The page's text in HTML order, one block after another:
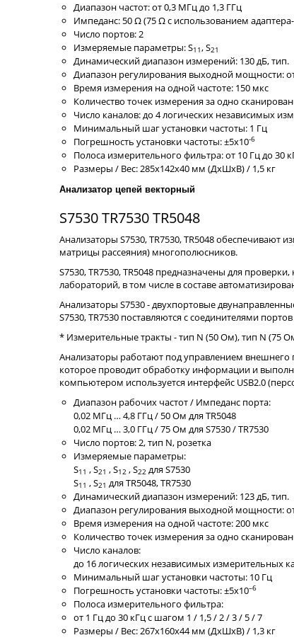
Диапазон частот: от 0,3 МГц до 1,3 ГГц
Импеданс: 50 Ω (75 Ω с использованием
Число портов: 2
Измеряемые параметры: S11, S21
Динамический диапазон измерений: 130 дБ, тип.
Диапазон регулирования выходной мощности:
Время измерения на одной частоте: 150 мкс
Количество точек измерения за одно
Число каналов: до 4 логических независимых
Минимальный шаг установки частоты: 1 Гц
Погрешность установки частоты: ±5x10-6
Полоса измерительного фильтра: от 10 Гц до 30
Размеры / Вес: 285x142x40 мм (ДxШxВ) / 1,5 кг
Анализатор цепей векторный
S7530 TR7530 TR5048
Анализаторы S7530, TR7530, TR5048
матрицы рассеяния) многополюсников.
S7530, TR7530, TR5048 предназначены для
лабораторий, в том числе в составе
Анализаторы S7530 - двухпортовые
S7530, TR7530 поставляются с соединителями
* Измерительные тракты - тип N (50 Ом), тип N (75
Анализаторы работают под управлением
которое проводит обработку информации и
компьютером используется интерфейс USB2.0
Диапазон рабочих частот / Импеданс порта:
0,02 МГц … 4,8 ГГц / 50 Ом для TR5048
0,02 МГц … 3,0 ГГц / 75 Ом для S7530 / TR7530
Число портов: 2, тип N, розетка
Измеряемые параметры:
S11 , S21 , S12 , S22 для S7530
S11 , S21 для TR5048, TR7530
Динамический диапазон измерений: 123 дБ, тип.
Диапазон регулирования выходной мощности:
Время измерения на одной частоте: 200 мкс
Количество точек измерения за одно
Число каналов:
до 16 логических независимых измерительных
Минимальный шаг установки частоты: 10 Гц
Погрешность установки частоты: ±5x10–6
Полоса измерительного фильтра:
от 1 Гц до 30 кГц с шагом 1 / 1,5 / 2 / 3 / 5 / 7
Размеры / Вес: 267x160x44 мм (ДxШxВ) / 1,3 кг